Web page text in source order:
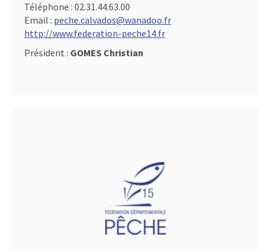
Téléphone : 02.31.44.63.00
Email : peche.calvados@wanadoo.fr
http://www.federation-peche14.fr
Président : GOMES Christian